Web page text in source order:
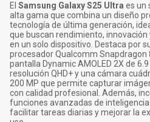
El Samsung Galaxy S25 Ultra es un
alta gama que combina un diseño
tecnología de última generación,
que buscan rendimiento, innovación
en un solo dispositivo. Destaca por
procesador Qualcomm Snapdragon
pantalla Dynamic AMOLED 2X de
resolución QHD+ y una cámara
200 MP que permite capturar
con calidad profesional. Además,
funciones avanzadas de
facilitar tareas diarias y mejorar la